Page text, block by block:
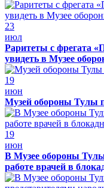
23
июл
Раритеты с фрегата
увидеть в Музее
19
июн
Музей обороны Тулы
19
июн
В Музее обороны
работе врачей в